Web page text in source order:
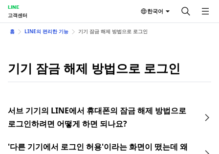
LINE
고객센터
한국어
홈 LINE의 편리한 기능 기기 잠금 해제 방법으로 로그인
기기 잠금 해제 방법으로 로그인
서브 기기의 LINE에서 휴대폰의 잠금 해제 방법으로
로그인하려면 어떻게 하면 되나요?
'다른 기기에서 로그인 허용'이라는 화면이 떴는데 왜